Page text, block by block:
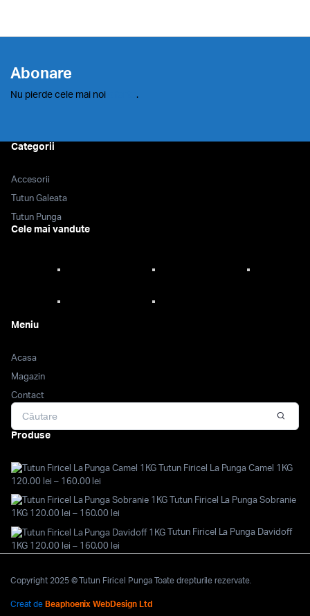
Abonare
Nu pierde cele mai noi oferte.
Categorii
Accesorii
Tutun Galeata
Tutun Punga
Cele mai vandute
Meniu
Acasa
Magazin
Contact
Produse
Tutun Firicel La Punga Camel 1KG
120.00 lei – 160.00 lei
prețuri:
până
la
Tutun Firicel La Punga Sobranie
1KG 120.00 lei – 160.00 lei
120.00 lei
la
Tutun Firicel La Punga Davidoff
1KG 120.00 lei – 160.00 lei
120.00 lei
până
Copyright 2025 © Tutun Firicel Punga Toate drepturile rezervate.
Creat de Beaphoenix WebDesign Ltd